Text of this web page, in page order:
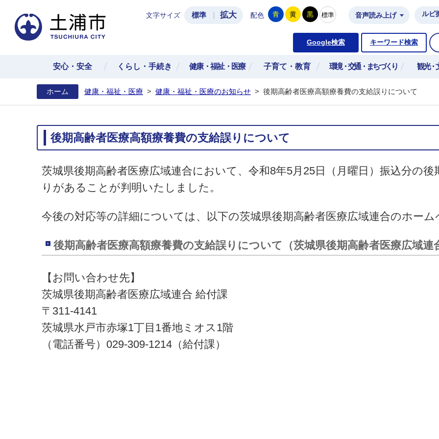
土浦市公式ホームページ
文字サイズ 標準 拡大 配色 青 黄 黒 標準 音声読み上げ ルビ
Google検索 キーワード検索
安心・安全 くらし・手続き 健康・福祉・医療 子育て・教育 環境・交通・まちづくり 観光・
ホーム 健康・福祉・医療 > 健康・福祉・医療のお知らせ > 後期高齢者医療高額療養費の支給誤りについて
後期高齢者医療高額療養費の支給誤りについて
茨城県後期高齢者医療広域連合において、令和8年5月25日（月曜日）振込分の
りがあることが判明いたしました。
今後の対応等の詳細については、以下の茨城県後期高齢者医療広域連合のホーム
後期高齢者医療高額療養費の支給誤りについて（茨城県後期高齢者医療広域連
【お問い合わせ先】
茨城県後期高齢者医療広域連合 給付課
〒311-4141
茨城県水戸市赤塚1丁目1番地ミオス1階
（電話番号）029-309-1214（給付課）